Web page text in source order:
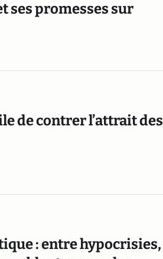
ses promesses sur
de contrer l’attrait des
: entre hypocrisies,